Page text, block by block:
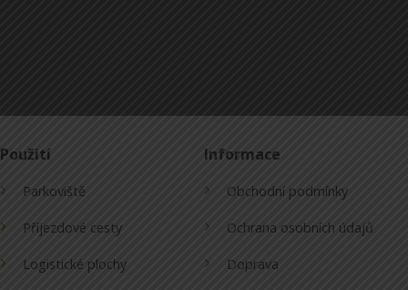
Použití
Parkoviště
Příjezdové cesty
Logistické plochy
Informace
Obchodní podmínky
Ochrana osobních údajů
Doprava